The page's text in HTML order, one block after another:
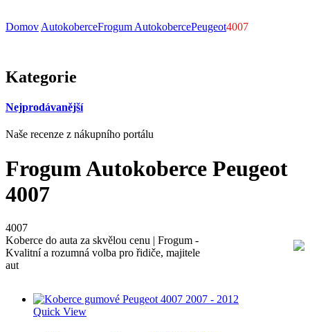
Domov AutokoberceFrogum AutokobercePeugeot4007
Kategorie
Nejprodávanější
Naše recenze z nákupního portálu
Frogum Autokoberce Peugeot
4007
4007
Koberce do auta za skvělou cenu | Frogum -
Kvalitní a rozumná volba pro řidiče, majitele
aut
Quick View